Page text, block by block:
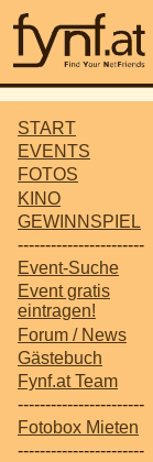
START
EVENTS
FOTOS
KINO
GEWINNSPIEL
-----------------------
Event-Suche
Event gratis
eintragen!
Forum / News
Gästebuch
Fynf.at Team
-----------------------
Fotobox Mieten
-----------------------